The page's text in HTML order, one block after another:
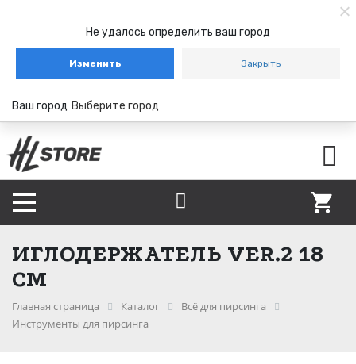
Не удалось определить ваш город
Изменить Закрыть
Ваш город Выберите город
ИГЛОДЕРЖАТЕЛЬ VER.2 18
СМ
Главная страница Каталог
Всё для пирсинга
Инструменты для пирсинга